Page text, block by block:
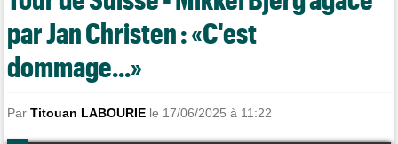
par Jan Christen : «C'est
dommage...»
ParTitouan LABOURIE le 17/06/2025 à 11:22